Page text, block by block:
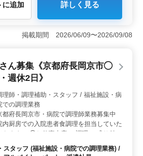
ト
社労士募集＞ 京都府長岡京市今里に
士事務所で、シニア層の方を積極採用
ラン社労士をお待ちしています。ご
認可手続きなど幅広い業務を担当し
て、社労士としての専門知識を存分
けます。交通費は実費支給され、長岡
です。中高年の方々が活躍する職場
スキルや経験、人柄を重視していま
ださい！
に追加 詳しく見る
掲載期間 2026/06/09〜2026/09/08
ん募集《京都府長岡京市◯
週休2日》
師・調理補助・スタッフ / 福祉施設・病
での調理業務
都府長岡京市・病院で調理師業務募集中
内厨房での入院患者食調理を担当していた
きます。 ◯お仕事内容 ・調理 ・盛り付け
・調理補助 など ＊週休2日シフト制 ＊社会
険完備 ＊車通勤可能 ブランクのある方も
スタッフ (福祉施設・病院での調理業務) /